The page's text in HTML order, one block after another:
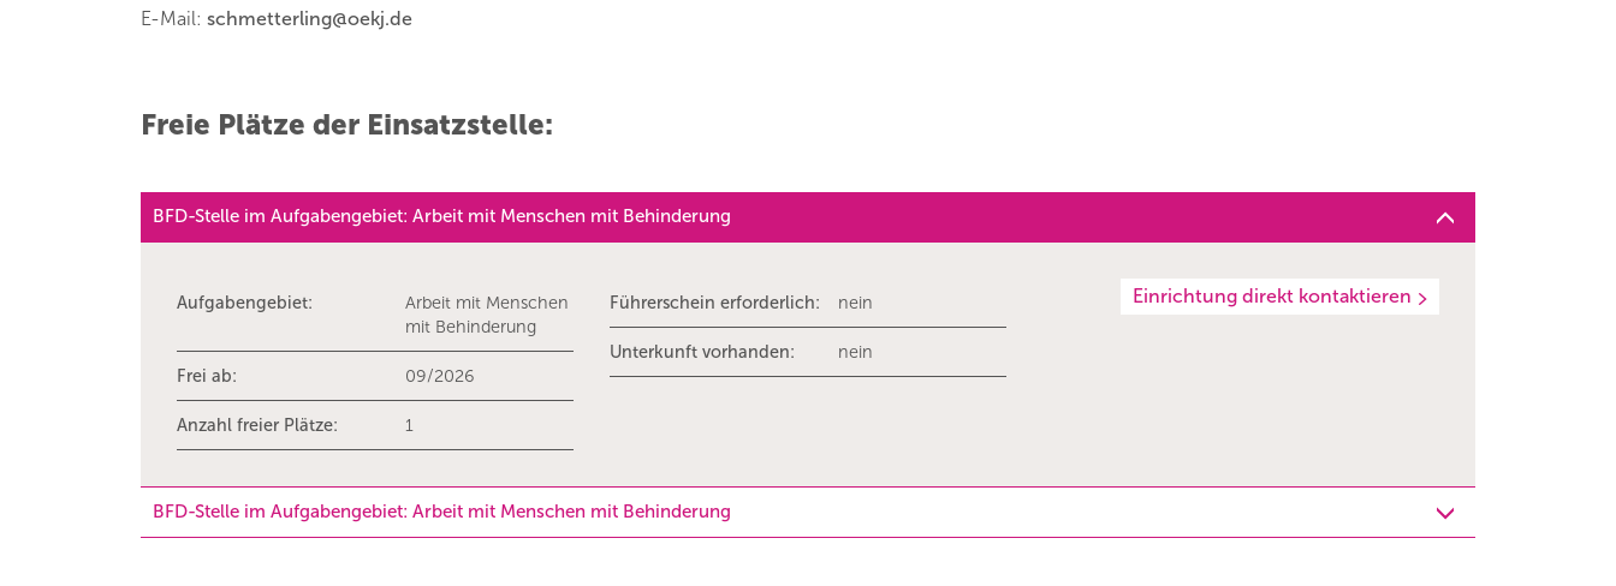
E-Mail: schmetterling@oekj.de
Freie Plätze der Einsatzstelle:
BFD-Stelle im Aufgabengebiet: Arbeit mit Menschen mit Behinderung
Aufgabengebiet:
Arbeit mit Menschen
mit Behinderung
Frei ab: 09/2026
Anzahl freier Plätze: 1
Führerschein erforderlich: nein
Unterkunft vorhanden: nein
Einrichtung direkt kontaktieren
BFD-Stelle im Aufgabengebiet: Arbeit mit Menschen mit Behinderung